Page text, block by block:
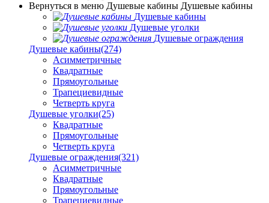
Вернуться в меню Душевые кабины Душевые кабины
Душевые кабины
Душевые уголки
Душевые ограждения
Душевые кабины(274)
Асимметричные
Квадратные
Прямоугольные
Трапециевидные
Четверть круга
Душевые уголки(25)
Квадратные
Прямоугольные
Четверть круга
Душевые ограждения(321)
Асимметричные
Квадратные
Прямоугольные
Трапециевидные